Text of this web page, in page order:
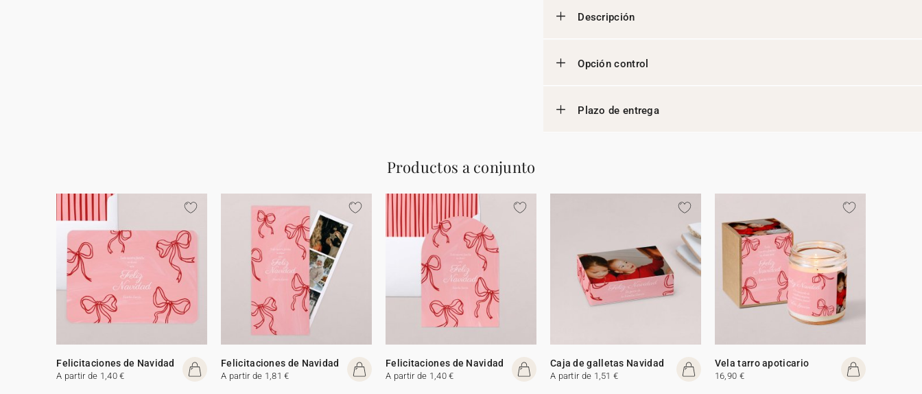
Descripción
Opción control
Plazo de entrega
Productos a conjunto
Felicitaciones de Navidad
A partir de 1,40 €
Felicitaciones de Navidad
A partir de 1,81 €
Felicitaciones de Navidad
A partir de 1,40 €
Caja de galletas Navidad
A partir de 1,51 €
Vela tarro apoticario
16,90 €